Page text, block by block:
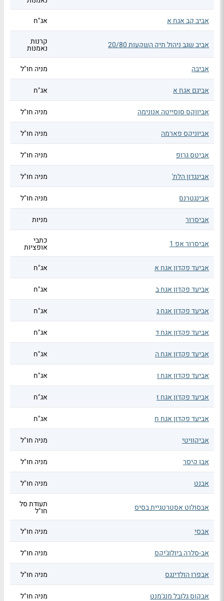
אביב קב אגח א
אג"ח
אביב שגב ניהול תיק השקעות 20/80 קרנות
נאמנות
אביבה
מניה חו"ל
אביגם אגח א אג"ח
אביווקס סוסייטה אנונימה מניה חו"ל
אביוניקס פארמה מניה חו"ל
אביטס גרופ מניה חו"ל
אבינגדון הלת' מניה חו"ל
אבינגטרנס מניה חו"ל
אביסרור מניות
אביסרור אפ 1 כתבי
אופציות
אביעד פקדון אגח א
אג"ח
אביעד פקדון אגח ב אג"ח
אביעד פקדון אגח ג אג"ח
אביעד פקדון אגח ד אג"ח
אביעד פקדון אגח ה אג"ח
אביעד פקדון אגח ו אג"ח
אביעד פקדון אגח ז אג"ח
אביעד פקדון אגח ח אג"ח
אביקוויטי מניה חו"ל
אבן קיסר מניה חו"ל
אבנט מניה חו"ל
אבסולוט אסטרטגיית בסיס תעודת סל
חו"ל
אבסי
מניה חו"ל
אב-סלרה ביולוג'יקס מניה חו"ל
אבפרו הולדינגס מניה חו"ל
אבקוס גלובל מנג'מנט מניה חו"ל